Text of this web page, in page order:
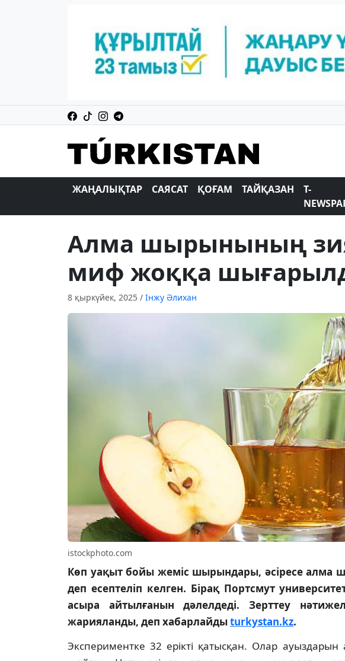
ЖАҢАЛЫҚТАР САЯСАТ ҚОҒАМ ТАЙҚАЗАН
T-
Алма шырынының
миф жоққа
8 қыркүйек, 2025 / Інжу Әлихан
istockphoto.com
Көп уақыт бойы жеміс шырындары, әсіресе алма
деп есептеліп келген. Бірақ Портсмут
асыра айтылғанын дәлелдеді.
Зерттеу
жарияланды, деп хабарлайдыturkystan.kz.
Экспериментке 32 ерікті қатысқан. Олар